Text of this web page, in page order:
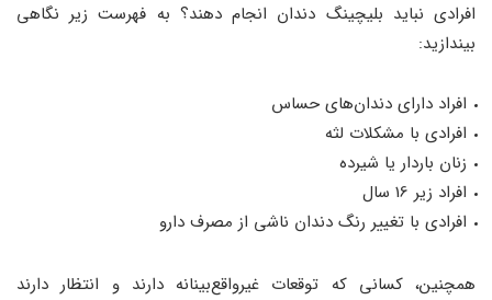
افرادی نباید بلیچینگ دندان انجام دهند؟ به فهرست زیر نگاهی
بیندازید:
افراد دارای دندان‌های حساس
افرادی با مشکلات لثه
زنان باردار یا شیرده
افراد زیر 16 سال
افرادی با تغییر رنگ دندان ناشی از مصرف دارو
همچنین، کسانی که توقعات غیرواقع‌بینانه دارند و انتظار دارند